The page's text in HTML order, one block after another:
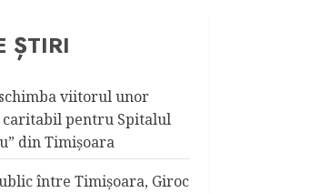
ȘTIRI
viitorul unor
caritabil pentru Spitalul
din Timişoara
între Timişoara, Giroc